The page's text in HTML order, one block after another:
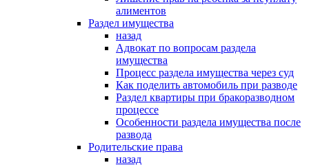
алиментов
Раздел имущества
назад
Адвокат по вопросам раздела
имущества
Процесс раздела имущества через суд
Как поделить автомобиль при разводе
Раздел квартиры при бракоразводном
процессе
Особенности раздела имущества после
развода
Родительские права
назад